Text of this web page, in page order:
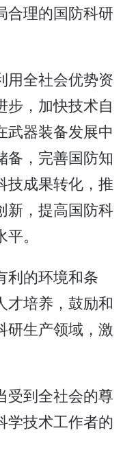
合理的国防科研
全社会优势资
步，加快技术自
武器装备发展中
备，完善国防知
技成果转化，推
新，提高国防科
。
的环境和条
才培养，鼓励和
研生产领域，激
受到全社会的尊
学技术工作者的